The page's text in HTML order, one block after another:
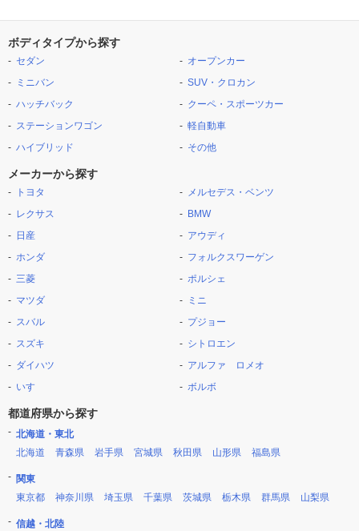
ボディタイプから探す
セダン
ミニバン
ハッチバック
ステーションワゴン
ハイブリッド
オープンカー
SUV・クロカン
クーペ・スポーツカー
軽自動車
その他
メーカーから探す
トヨタ
レクサス
日産
ホンダ
三菱
マツダ
スバル
スズキ
ダイハツ
いすゞ
メルセデス・ベンツ
BMW
アウディ
フォルクスワーゲン
ポルシェ
ミニ
プジョー
シトロエン
アルファ ロメオ
ボルボ
都道府県から探す
北海道・東北
北海道
青森県 岩手県 宮城県 秋田県 山形県 福島県
関東
東京都
神奈川県 埼玉県 千葉県 茨城県 栃木県 群馬県 山梨県
信越・北陸